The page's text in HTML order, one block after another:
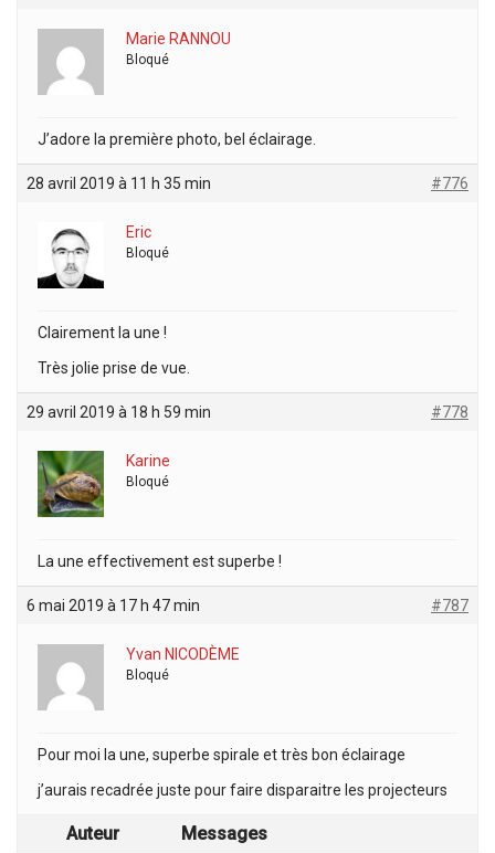
Marie RANNOU
Bloqué
J’adore la première photo, bel éclairage.
28 avril 2019 à 11 h 35 min #776
Eric
Bloqué
Clairement la une !
Très jolie prise de vue.
29 avril 2019 à 18 h 59 min #778
Karine
Bloqué
La une effectivement est superbe !
6 mai 2019 à 17 h 47 min #787
Yvan NICODÈME
Bloqué
Pour moi la une, superbe spirale et très bon éclairage
j’aurais recadrée juste pour faire disparaitre les projecteurs
Auteur Messages